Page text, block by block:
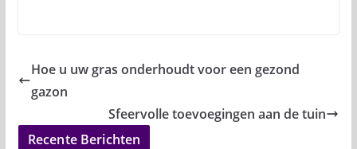
Hoe u uw gras onderhoudt voor een gezond
gazon
Sfeervolle toevoegingen aan de tuin
Recente Berichten